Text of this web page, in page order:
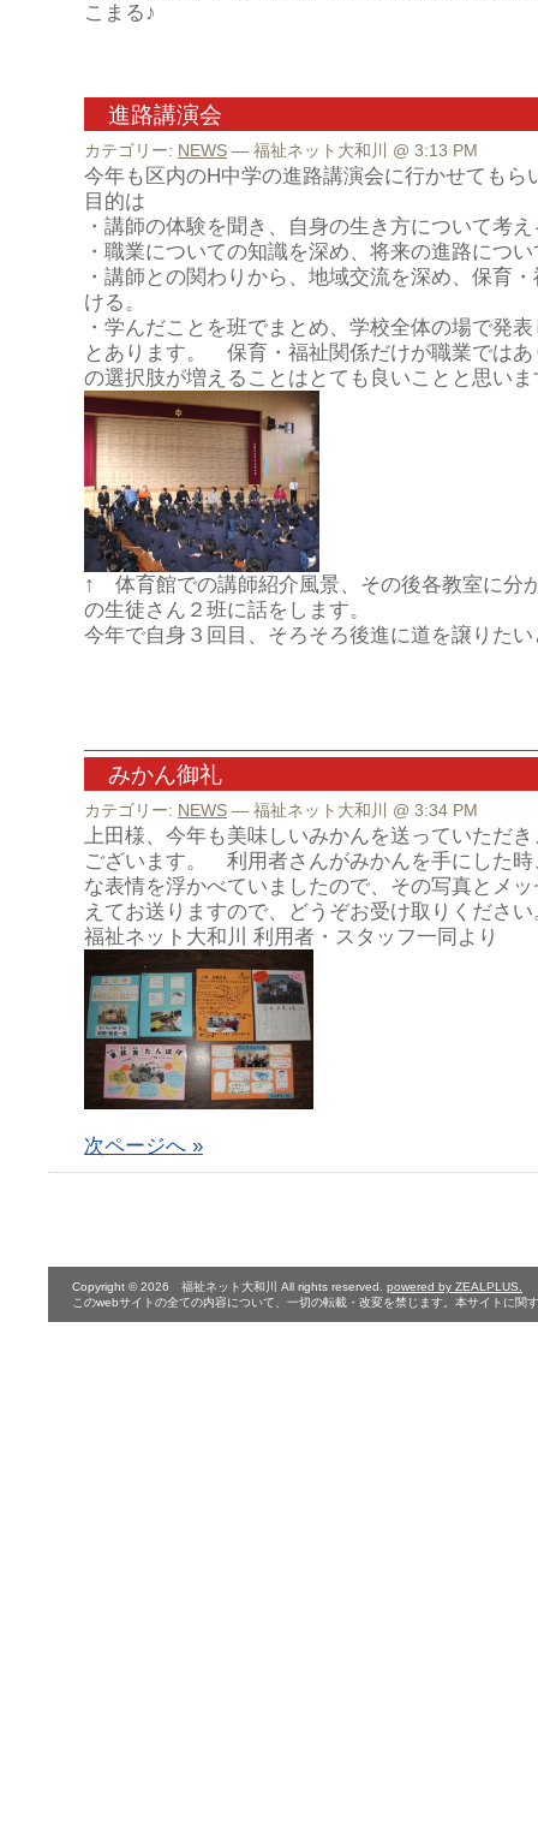
こまる♪
進路講演会
カテゴリー: NEWS — 福祉ネット大和川 @ 3:13 PM
今年も区内のH中学の進路講演会に行かせても
目的は
・講師の体験を聞き、自身の生き方について考
・職業についての知識を深め、将来の進路につ
・講師との関わりから、地域交流を深め、保育
ける。
・学んだことを班でまとめ、学校全体の場で発
とあります。 保育・福祉関係だけが職業ではあ
の選択肢が増えることはとても良いことと思い
↑ 体育館での講師紹介風景、その後各教室に分
の生徒さん２班に話をします。
今年で自身３回目、そろそろ後進に道を譲りた
みかん御礼
カテゴリー: NEWS — 福祉ネット大和川 @ 3:34 PM
上田様、今年も美味しいみかんを送っていただ
ございます。 利用者さんがみかんを手にした時
な表情を浮かべていましたので、その写真とメ
えてお送りますので、どうぞお受け取りください
福祉ネット大和川 利用者・スタッフ一同より
次ページへ »
Copyright © 2026 福祉ネット大和川 All rights reserved. powered by ZEALPLUS.
このwebサイトの全ての内容について、一切の転載・改変を禁じます。本サイトに関